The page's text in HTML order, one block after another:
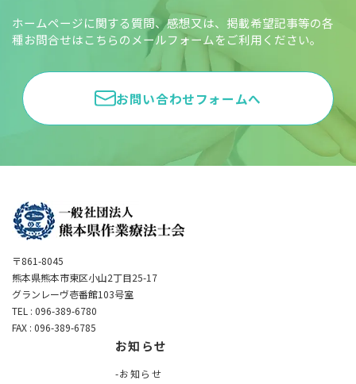
ホームページに関する質問、感想又は、掲載希望記事等の各
種お問合せはこちらのメールフォームをご利用ください。
お問い合わせフォームへ
〒861-8045
熊本県熊本市東区小山2丁目25-17
グランレーヴ壱番館103号室
TEL : 096-389-6780
FAX : 096-389-6785
お知らせ
お知らせ